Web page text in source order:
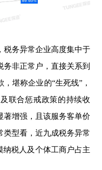
税务异常企业高度集中于
非正常户，直接关系到
堪称企业的“生死线”，
联合惩戒政策的持续收
著增强，且该服务客单价
类型看，近九成税务异常
纳税人及个体工商户占主